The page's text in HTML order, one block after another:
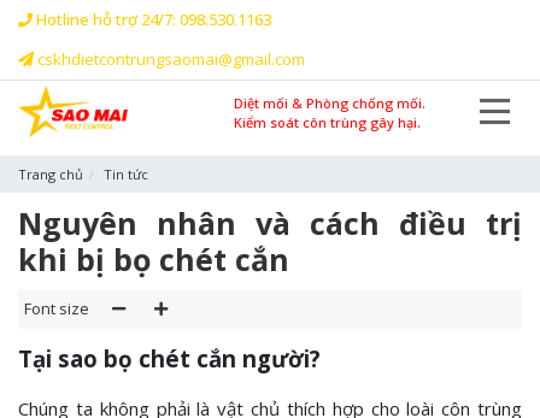
Hotline hỗ trợ 24/7: 098.530.1163
cskhdietcontrungsaomai@gmail.com
Diệt mối & Phòng chống mối.
Kiểm soát côn trùng gây hại.
Trang chủ Tin tức
Nguyên nhân và cách điều trị
khi bị bọ chét cắn
Font size
Tại sao bọ chét cắn người?
Chúng ta không phải là vật chủ thích hợp cho loài côn trùng